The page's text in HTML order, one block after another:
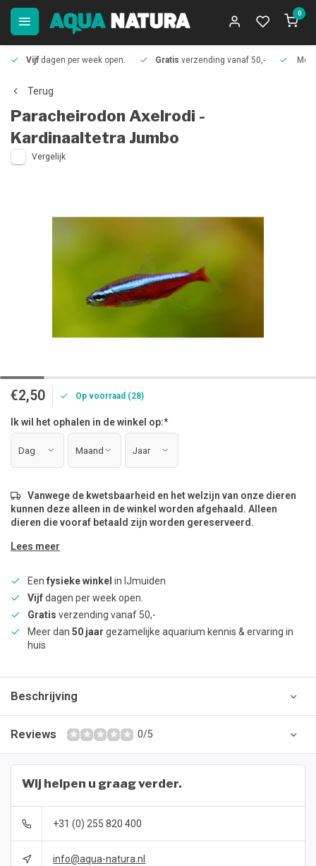
0
Vijf dagen per week open. Gratis verzending vanaf 50,-
Terug
Paracheirodon Axelrodi -
Kardinaaltetra Jumbo
Vergelijk
€2,50 Op voorraad (28)
Ik wil het ophalen in de winkel op:*
Vanwege de kwetsbaarheid en het welzijn van onze dieren
kunnen deze alleen in de winkel worden afgehaald. Alleen
dieren die vooraf betaald zijn worden gereserveerd.
Lees meer
Een fysieke winkel in IJmuiden
Vijfdagen per week open.
Gratis verzending vanaf 50,-
Meer dan 50 jaar gezamelijke aquarium kennis & ervaring in
huis
Beschrijving
Reviews 0/5
Wij helpen u graag verder.
+31 (0) 255 820 400
info@aqua-natura.nl